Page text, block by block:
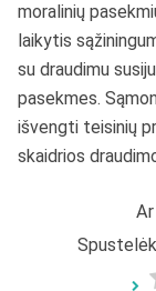
moralinių
laikytis
su draudimu
pasekmes.
išvengti teisinių
skaidrios